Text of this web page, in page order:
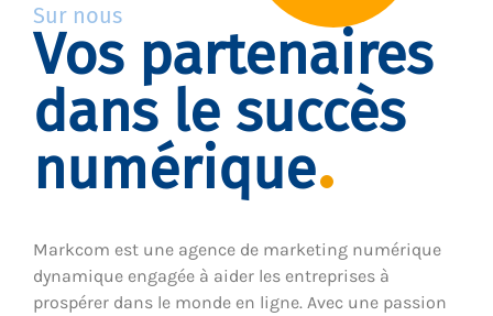
Sur nous
Vos partenaires
dans le succès
numérique
Markcom est une agence de marketing numérique
dynamique engagée à aider les entreprises à
prospérer dans le monde en ligne. Avec une passion